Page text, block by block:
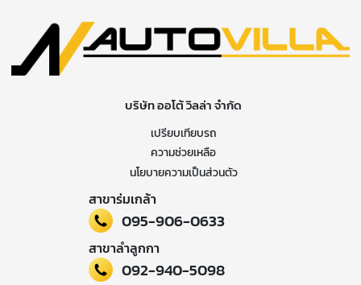
บริษัท ออโต้ วิลล่า จำกัด
เปรียบเทียบรถ
ความช่วยเหลือ
นโยบายความเป็นส่วนตัว
สาขาร่มเกล้า
095-906-0633
สาขาลำลูกกา
092-940-5098